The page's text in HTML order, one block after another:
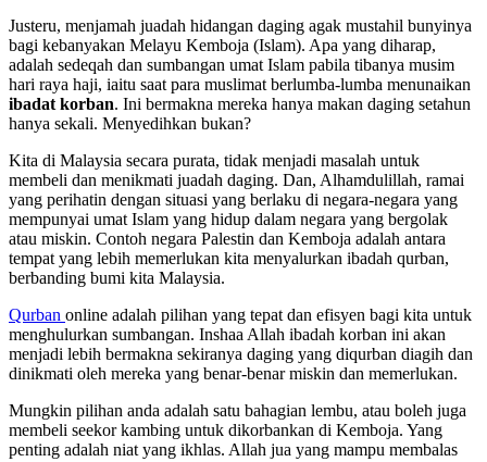
Justeru, menjamah juadah hidangan daging agak mustahil bunyinya
bagi kebanyakan Melayu Kemboja (Islam). Apa yang diharap,
adalah sedeqah dan sumbangan umat Islam pabila tibanya musim
hari raya haji, iaitu saat para muslimat berlumba-lumba menunaikan
ibadat korban. Ini bermakna mereka hanya makan daging setahun
hanya sekali. Menyedihkan bukan?
Kita di Malaysia secara purata, tidak menjadi masalah untuk
membeli dan menikmati juadah daging. Dan, Alhamdulillah, ramai
yang perihatin dengan situasi yang berlaku di negara-negara yang
mempunyai umat Islam yang hidup dalam negara yang bergolak
atau miskin. Contoh negara Palestin dan Kemboja adalah antara
tempat yang lebih memerlukan kita menyalurkan ibadah qurban,
berbanding bumi kita Malaysia.
Qurban online adalah pilihan yang tepat dan efisyen bagi kita untuk
menghulurkan sumbangan. Inshaa Allah ibadah korban ini akan
menjadi lebih bermakna sekiranya daging yang diqurban diagih dan
dinikmati oleh mereka yang benar-benar miskin dan memerlukan.
Mungkin pilihan anda adalah satu bahagian lembu, atau boleh juga
membeli seekor kambing untuk dikorbankan di Kemboja. Yang
penting adalah niat yang ikhlas. Allah jua yang mampu membalas